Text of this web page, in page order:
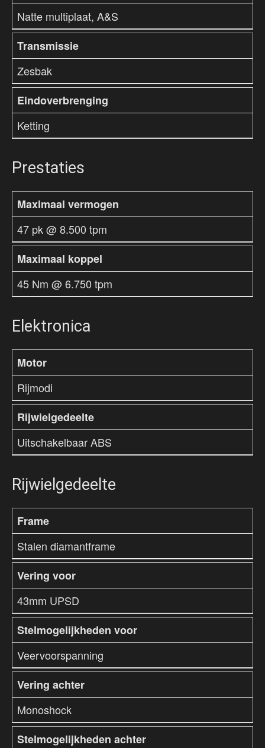
Natte multiplaat, A&S
Transmissie
Zesbak
Eindoverbrenging
Ketting
Prestaties
Maximaal vermogen
47 pk @ 8.500 tpm
Maximaal koppel
45 Nm @ 6.750 tpm
Elektronica
Motor
Rijmodi
Rijwielgedeelte
Uitschakelbaar ABS
Rijwielgedeelte
Frame
Stalen diamantframe
Vering voor
43mm UPSD
Stelmogelijkheden voor
Veervoorspanning
Vering achter
Monoshock
Stelmogelijkheden achter